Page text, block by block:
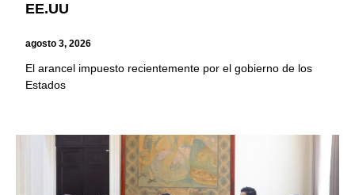
EE.UU
agosto 3, 2026
El arancel impuesto recientemente por el gobierno de los
Estados